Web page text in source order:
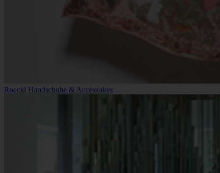
Roeckl Handschuhe & Accessoires